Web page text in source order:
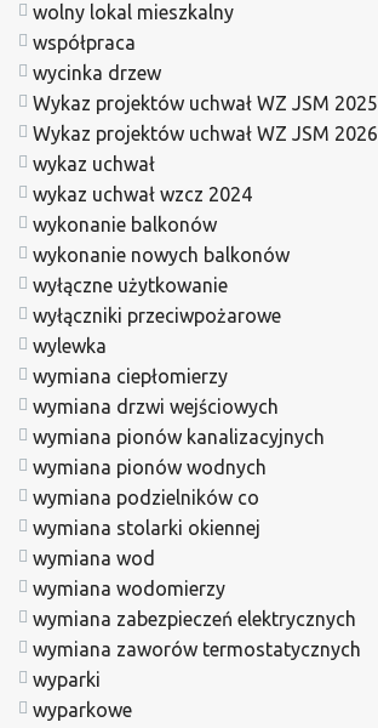
wolny lokal mieszkalny
współpraca
wycinka drzew
Wykaz projektów uchwał WZ JSM 2025
Wykaz projektów uchwał WZ JSM 2026
wykaz uchwał
wykaz uchwał wzcz 2024
wykonanie balkonów
wykonanie nowych balkonów
wyłączne użytkowanie
wyłączniki przeciwpożarowe
wylewka
wymiana ciepłomierzy
wymiana drzwi wejściowych
wymiana pionów kanalizacyjnych
wymiana pionów wodnych
wymiana podzielników co
wymiana stolarki okiennej
wymiana wod
wymiana wodomierzy
wymiana zabezpieczeń elektrycznych
wymiana zaworów termostatycznych
wyparki
wyparkowe